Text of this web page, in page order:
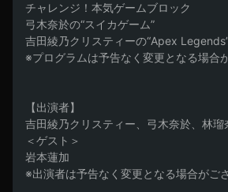
チャレンジ！本気ゲームブロック
弓木奈於の“スイカゲーム”
吉田綾乃クリスティーの“Apex
※プログラムは予告なく変更となる場合
【出演者】
吉田綾乃クリスティー、弓木奈於、林瑠
＜ゲスト＞
岩本蓮加
※出演者は予告なく変更となる場合がご